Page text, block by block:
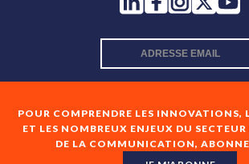
POUR COMPRENDRE LES INNOVATIONS,
ET LES NOMBREUX ENJEUX DU SECTEUR
DE LA COMMUNICATION,
En cochant cette case, je consens à